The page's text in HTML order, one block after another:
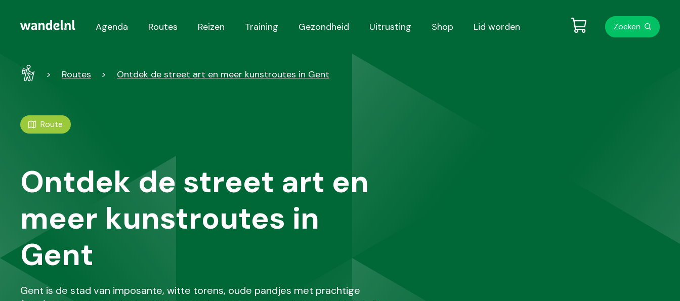
Hoofdnavigatie
Agenda Routes Reizen Training Gezondheid Uitrusting Shop Lid worden Zoeken
WandelRoutes Ontdek de street art en meer kunstroutes in Gent
Route
Ontdek de street art en
meer kunstroutes in
Gent
Gent is de stad van imposante, witte torens, oude pandjes met prachtige